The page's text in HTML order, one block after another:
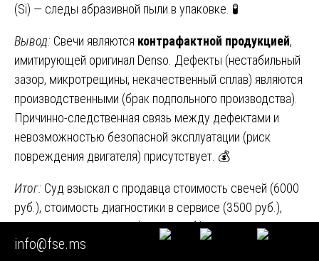
(Si) — следы абразивной пыли в упаковке. 🧪
Вывод: Свечи являются контрафактной продукцией,
имитирующей оригинал Denso. Дефекты (нестабильный
зазор, микротрещины, некачественный сплав) являются
производственными (брак подпольного производства).
Причинно-следственная связь между дефектами и
невозможностью безопасной эксплуатации (риск
повреждения двигателя) присутствует. 💰
Итог: Суд взыскал с продавца стоимость свечей (6000
руб.), стоимость диагностики в сервисе (3500 руб.),
расходы на экспертизу (25 000 руб.) и моральный вред
(10 000 руб.). Продавец был привлечён к
info@fse.ms